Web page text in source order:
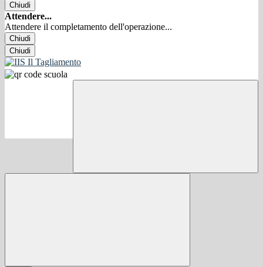
Chiudi
Attendere...
Attendere il completamento dell'operazione...
Chiudi
Chiudi